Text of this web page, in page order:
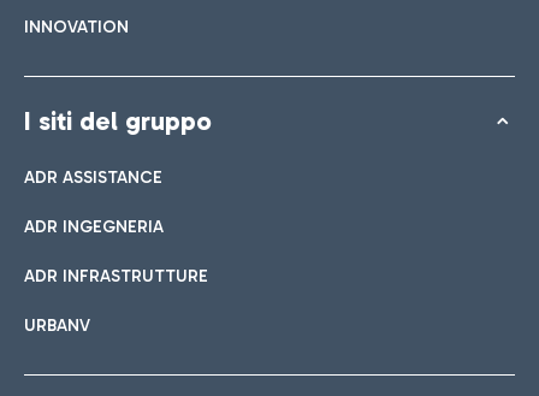
INNOVATION
I siti del gruppo
ADR ASSISTANCE
ADR INGEGNERIA
ADR INFRASTRUTTURE
URBANV